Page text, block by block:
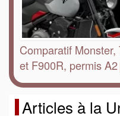
Comparatif
et F900R, permis A2
Articles à la